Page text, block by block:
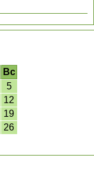
Вс
5
12
19
26